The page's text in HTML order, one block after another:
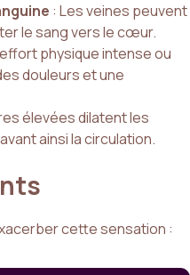
: Les veines peuvent
le sang vers le cœur.
physique intense ou
douleurs et une
élevées dilatent les
ainsi la circulation.
cette sensation :